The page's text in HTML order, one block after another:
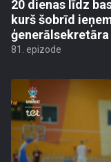
20 dienas līdz
kurš šobrīd
81. epizode